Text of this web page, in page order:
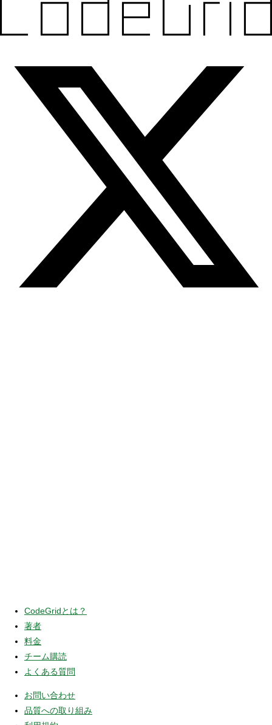
CodeGridとは？
著者
料金
チーム購読
よくある質問
お問い合わせ
品質への取り組み